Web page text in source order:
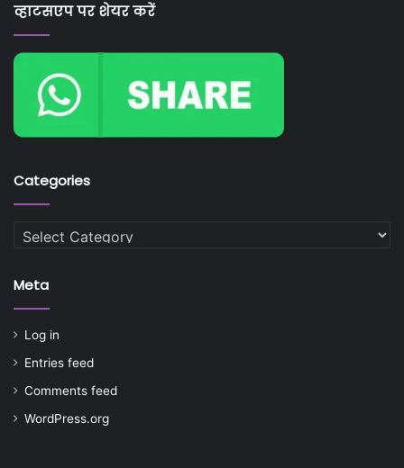
व्हाटसएप पर शेयर करें
Categories
Categories
Meta
Log in
Entries feed
Comments feed
WordPress.org